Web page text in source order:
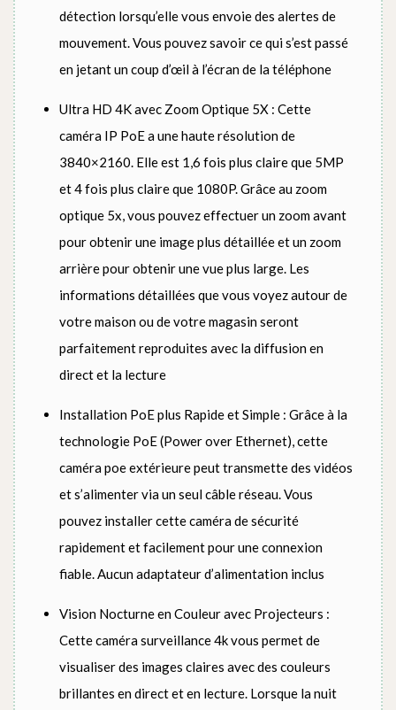
détection lorsqu’elle vous envoie des alertes de
mouvement. Vous pouvez savoir ce qui s’est passé
en jetant un coup d’œil à l’écran de la téléphone
Ultra HD 4K avec Zoom Optique 5X : Cette
caméra IP PoE a une haute résolution de
3840×2160. Elle est 1,6 fois plus claire que 5MP
et 4 fois plus claire que 1080P. Grâce au zoom
optique 5x, vous pouvez effectuer un zoom avant
pour obtenir une image plus détaillée et un zoom
arrière pour obtenir une vue plus large. Les
informations détaillées que vous voyez autour de
votre maison ou de votre magasin seront
parfaitement reproduites avec la diffusion en
direct et la lecture
Installation PoE plus Rapide et Simple : Grâce à la
technologie PoE (Power over Ethernet), cette
caméra poe extérieure peut transmette des vidéos
et s’alimenter via un seul câble réseau. Vous
pouvez installer cette caméra de sécurité
rapidement et facilement pour une connexion
fiable. Aucun adaptateur d’alimentation inclus
Vision Nocturne en Couleur avec Projecteurs :
Cette caméra surveillance 4k vous permet de
visualiser des images claires avec des couleurs
brillantes en direct et en lecture. Lorsque la nuit